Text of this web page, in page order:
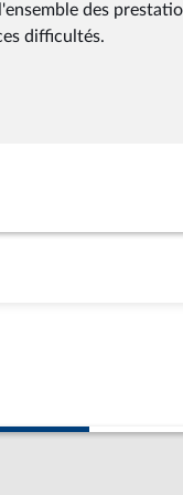
des
difficultés.